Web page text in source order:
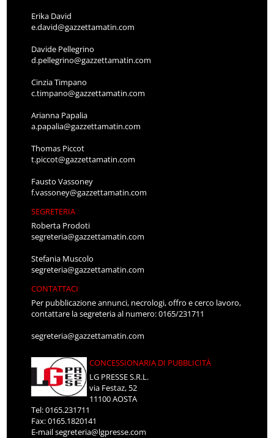
Erika David
e.david@gazzettamatin.com
Davide Pellegrino
d.pellegrino@gazzettamatin.com
Cinzia Timpano
c.timpano@gazzettamatin.com
Arianna Papalia
a.papalia@gazzettamatin.com
Thomas Piccot
t.piccot@gazzettamatin.com
Fausto Vassoney
f.vassoney@gazzettamatin.com
SEGRETERIA
Roberta Prodoti
segreteria@gazzettamatin.com
Stefania Muscolo
segreteria@gazzettamatin.com
CONTATTACI
Per pubblicazione annunci, necrologi, offro e cerco lavoro,
contattare la segreteria al numero: 0165/231711
segreteria@gazzettamatin.com
CONCESSIONARIA DI PUBBLICITÀ
LG PRESSE S.R.L.
via Festaz, 52
11100 AOSTA
Tel: 0165.231711
Fax: 0165.1820141
E-mailsegreteria@lgpresse.com